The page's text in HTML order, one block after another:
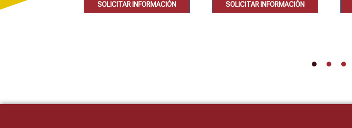
SOLICITAR INFORMACIÓN SOLICITAR INFORMACIÓN